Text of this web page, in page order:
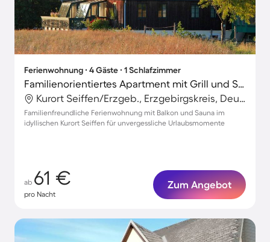
Ferienwohnung ∙ 4 Gäste ∙ 1 Schlafzimmer
Familienorientiertes Apartment mit Grill und Sauna | Gartenblick
Kurort Seiffen/Erzgeb., Erzgebirgskreis, Deutschland
Familienfreundliche Ferienwohnung mit Balkon und Sauna im
idyllischen Kurort Seiffen für unvergessliche Urlaubsmomente
ab 61 €
pro Nacht
Zum Angebot